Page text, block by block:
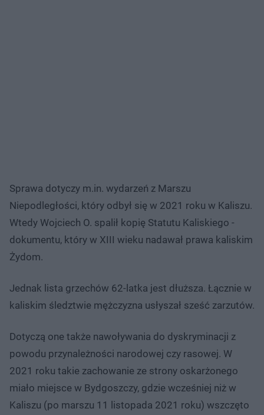
Sprawa dotyczy m.in. wydarzeń z Marszu
Niepodległości, który odbył się w 2021 roku w Kaliszu.
Wtedy Wojciech O. spalił kopię Statutu Kaliskiego -
dokumentu, który w XIII wieku nadawał prawa kaliskim
Żydom.
Jednak lista grzechów 62-latka jest dłuższa. Łącznie w
kaliskim śledztwie mężczyzna usłyszał sześć zarzutów.
Dotyczą one także nawoływania do dyskryminacji z
powodu przynależności narodowej czy rasowej. W
2021 roku takie zachowanie ze strony oskarżonego
miało miejsce w Bydgoszczy, gdzie wcześniej niż w
Kaliszu (po marszu 11 listopada 2021 roku) wszczęto